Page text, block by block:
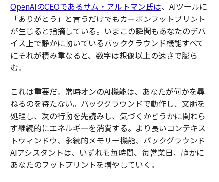
OpenAIのCEOであるサム・アルトマン氏は、AIツールに
「ありがとう」と言うだけでもカーボンフットプリント
が生じると指摘している。いまこの瞬間もあなたのデバ
イス上で静かに動いているバックグラウンド機能すべて
にそれが積み重なると、数字は想像以上の速さで膨ら
む。
これは重要だ。常時オンのAI機能は、あなたが何かを尋
ねるのを待たない。バックグラウンドで動作し、文脈を
処理し、次の行動を先読みし、気づくかどうかに関わら
ず継続的にエネルギーを消費する。より長いコンテキス
トウィンドウ、永続的メモリー機能、バックグラウンド
AIアシスタントは、いずれも毎時間、毎営業日、静かに
あなたのフットプリントを増やしていく。